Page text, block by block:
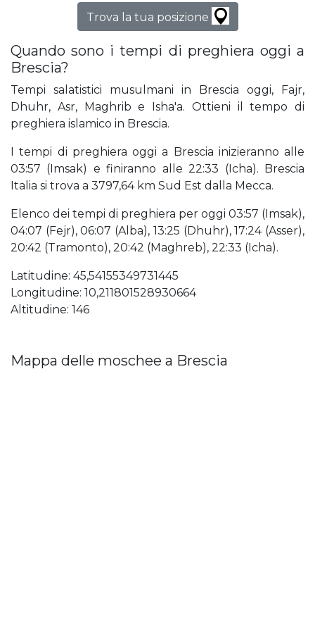
Trova la tua posizione
Quando sono i tempi di preghiera oggi a
Brescia?
Tempi salatistici musulmani in Brescia oggi, Fajr,
Dhuhr, Asr, Maghrib e Isha'a. Ottieni il tempo di
preghiera islamico in Brescia.
I tempi di preghiera oggi a Brescia inizieranno alle
03:57 (Imsak) e finiranno alle 22:33 (Icha). Brescia
Italia si trova a 3797,64 km Sud Est dalla Mecca.
Elenco dei tempi di preghiera per oggi 03:57 (Imsak),
04:07 (Fejr), 06:07 (Alba), 13:25 (Dhuhr), 17:24 (Asser),
20:42 (Tramonto), 20:42 (Maghreb), 22:33 (Icha).
Latitudine: 45,54155349731445
Longitudine: 10,211801528930664
Altitudine: 146
Mappa delle moschee a Brescia